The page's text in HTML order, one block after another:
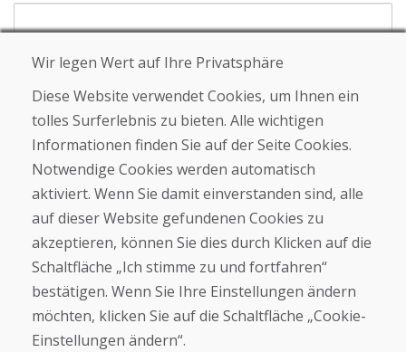
Helpline
info@domivosport.ch
Über uns
Blog
Über uns
Geschäft
Wir legen Wert auf Ihre Privatsphäre
Diese Website verwendet Cookies, um Ihnen ein
tolles Surferlebnis zu bieten. Alle wichtigen
Informationen finden Sie auf der Seite Cookies.
Notwendige Cookies werden automatisch
aktiviert. Wenn Sie damit einverstanden sind, alle
auf dieser Website gefundenen Cookies zu
akzeptieren, können Sie dies durch Klicken auf die
Schaltfläche „Ich stimme zu und fortfahren“
bestätigen. Wenn Sie Ihre Einstellungen ändern
möchten, klicken Sie auf die Schaltfläche „Cookie-
Einstellungen ändern“.